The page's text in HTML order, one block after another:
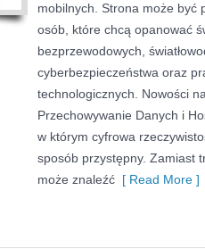
mobilnych. Strona może być
osób, które chcą opanować
bezprzewodowych,
cyberbezpieczeństwa oraz
technologicznych. Nowości
Przechowywanie Danych i
w którym cyfrowa
sposób przystępny. Zamiast
może znaleźć [ Read More ]